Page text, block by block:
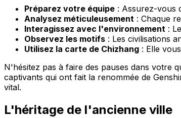
Préparez votre équipe : Assurez-vous
Analysez méticuleusement : Chaque
Interagissez avec l'environnement :
Observez les motifs : Les civilisations
Utilisez la carte de Chizhang : Elle
N'hésitez pas à faire des pauses dans votre
captivants qui ont fait la renommée de
vital.
L'héritage de l'ancienne ville